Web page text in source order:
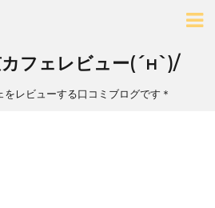
フェレビュー(´н`)/
レビューする口コミブログです＊